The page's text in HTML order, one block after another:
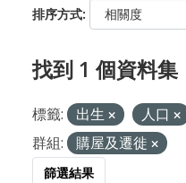
排序方式
找到 1 個資料集
標籤: 出生 人口
群組:
購屋及遷徙
篩選結果